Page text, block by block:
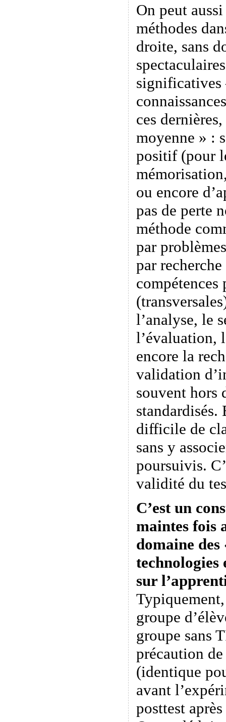
On peut
méthodes
droite, sans
significatives
ces
moyenne » :
positif (pour
ou encore
pas de perte
méthode
par
par
compétences
l’analyse, le
l’évaluation,
encore la
validation
souvent hors
standardisés.
difficile de
sans y
poursuivis.
validité du
C’est un
maintes fois
domaine des
technologies
sur
groupe
groupe sans
précaution
(identique
avant
posttest